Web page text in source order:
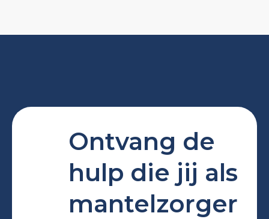
Ontvang de
hulp die jij als
mantelzorger